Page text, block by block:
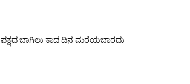
ಪಕ್ಷದ ಬಾಗಿಲು ಕಾದ ದಿನ ಮರೆಯಬಾರದು